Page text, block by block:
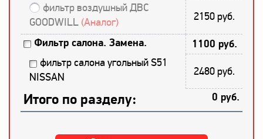
фильтр воздушный ДВС
GOODWILL (Аналог) 2150 руб.
Фильтр салона. Замена. 1100 руб.
фильтр салона угольный S51
NISSAN
2480 руб.
Итого по разделу: 0 руб.